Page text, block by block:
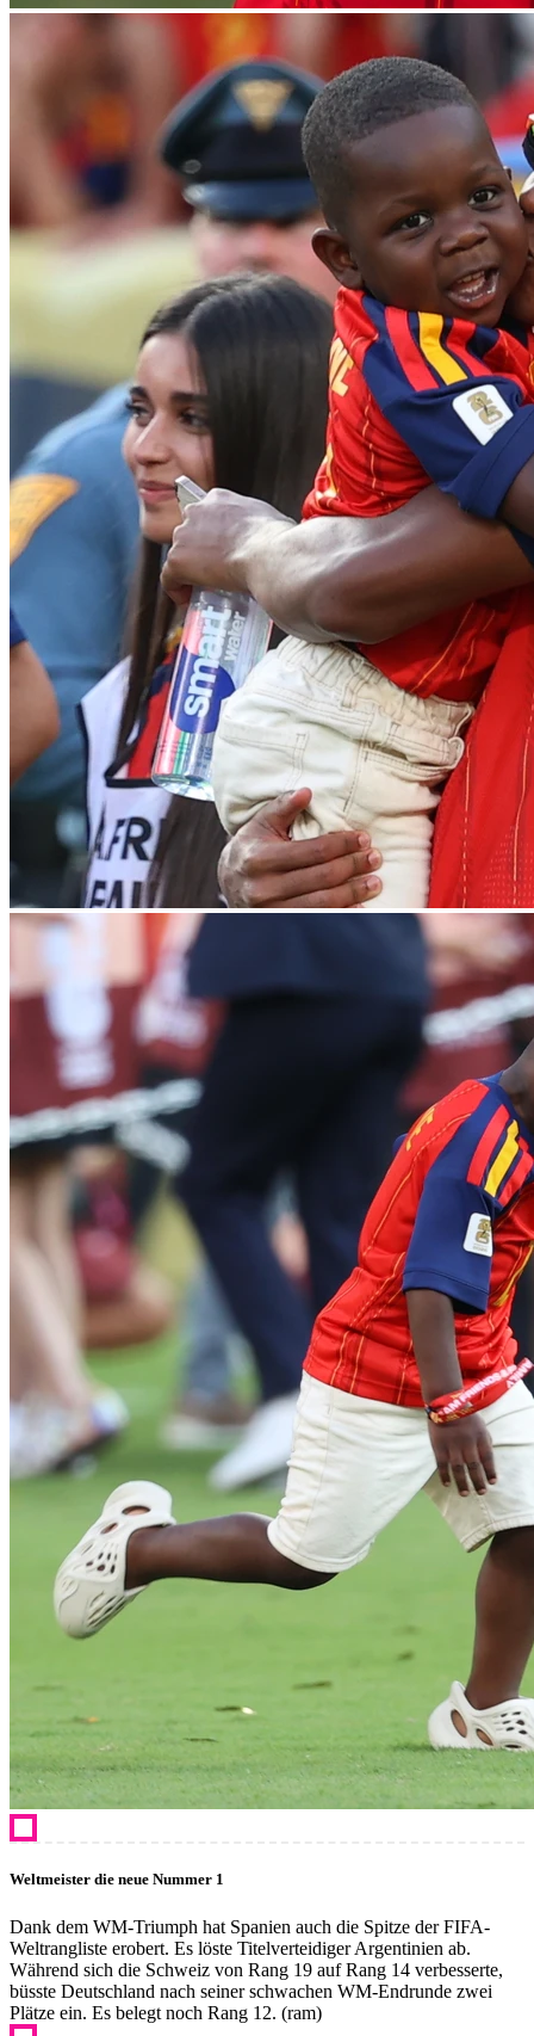
Weltmeister die neue Nummer 1
Dank dem WM-Triumph hat Spanien auch die Spitze der FIFA-
Weltrangliste erobert. Es löste Titelverteidiger Argentinien ab.
Während sich die Schweiz von Rang 19 auf Rang 14 verbesserte,
büsste Deutschland nach seiner schwachen WM-Endrunde zwei
Plätze ein. Es belegt noch Rang 12. (ram)